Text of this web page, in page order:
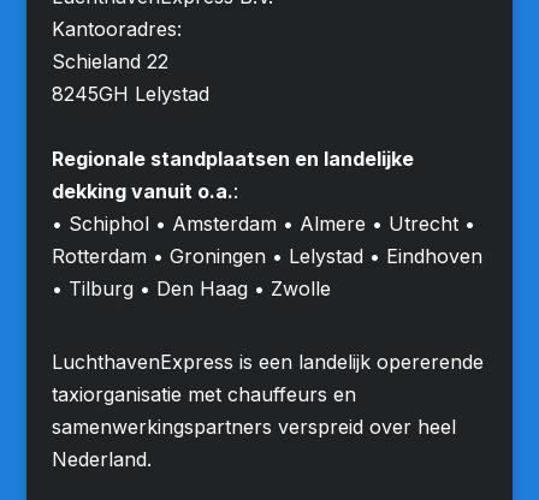
Kantooradres:
Schieland 22
8245GH Lelystad
Regionale standplaatsen en landelijke
dekking vanuit o.a.:
• Schiphol • Amsterdam • Almere • Utrecht •
Rotterdam • Groningen • Lelystad • Eindhoven
• Tilburg • Den Haag • Zwolle
LuchthavenExpress is een landelijk opererende
taxiorganisatie met chauffeurs en
samenwerkingspartners verspreid over heel
Nederland.